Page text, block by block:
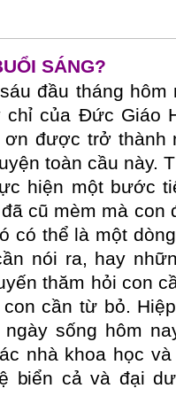
SÁNG?
đầu tháng hôm
chỉ của Đức Giáo
được trở thành
toàn cầu này.
hiện một bước
cũ mèm mà con
có thể là một
nói ra, hay
thăm hỏi con
cần từ bỏ.
sống hôm
nhà khoa học
biển cả và đại